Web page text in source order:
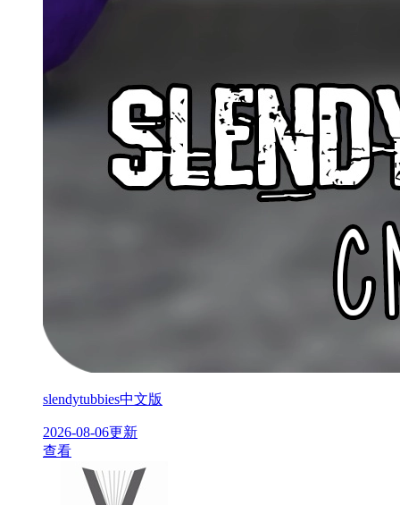
slendytubbies中文版
2026-08-06更新
查看